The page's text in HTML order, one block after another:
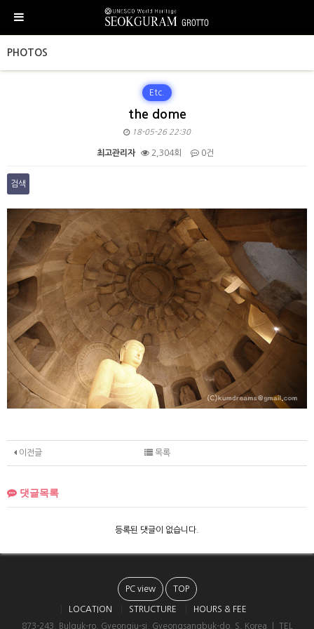
PHOTOS
Etc.
the dome
18-05-26 22:30
최고관리자 2,304회 0건
검색
이전글 목록
댓글목록
등록된 댓글이 없습니다.
PC view TOP
LOCATION STRUCTURE
HOURS & FEE
873-243, Bulguk-ro, Gyeongju-si, Gyeongsangbuk-do, S. Korea ㅣ TEL